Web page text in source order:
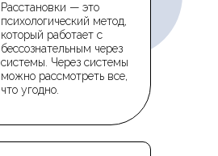
Расстановки — это
психологический метод,
который работает с
бессознательным через
системы. Через системы
можно рассмотреть все,
что угодно.